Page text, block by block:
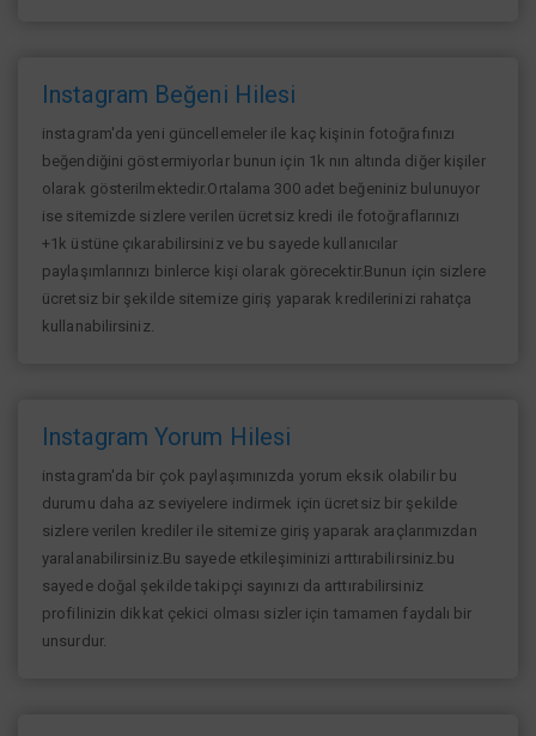
Instagram Beğeni Hilesi
instagram'da yeni güncellemeler ile kaç kişinin fotoğrafınızı
beğendiğini göstermiyorlar bunun için 1k nın altında diğer kişiler
olarak gösterilmektedir.Ortalama 300 adet beğeniniz bulunuyor
ise sitemizde sizlere verilen ücretsiz kredi ile fotoğraflarınızı
+1k üstüne çıkarabilirsiniz ve bu sayede kullanıcılar
paylaşımlarınızı binlerce kişi olarak görecektir.Bunun için sizlere
ücretsiz bir şekilde sitemize giriş yaparak kredilerinizi rahatça
kullanabilirsiniz.
Instagram Yorum Hilesi
instagram'da bir çok paylaşımınızda yorum eksik olabilir bu
durumu daha az seviyelere indirmek için ücretsiz bir şekilde
sizlere verilen krediler ile sitemize giriş yaparak araçlarımızdan
yaralanabilirsiniz.Bu sayede etkileşiminizi arttırabilirsiniz.bu
sayede doğal şekilde takipçi sayınızı da arttırabilirsiniz
profilinizin dikkat çekici olması sizler için tamamen faydalı bir
unsurdur.